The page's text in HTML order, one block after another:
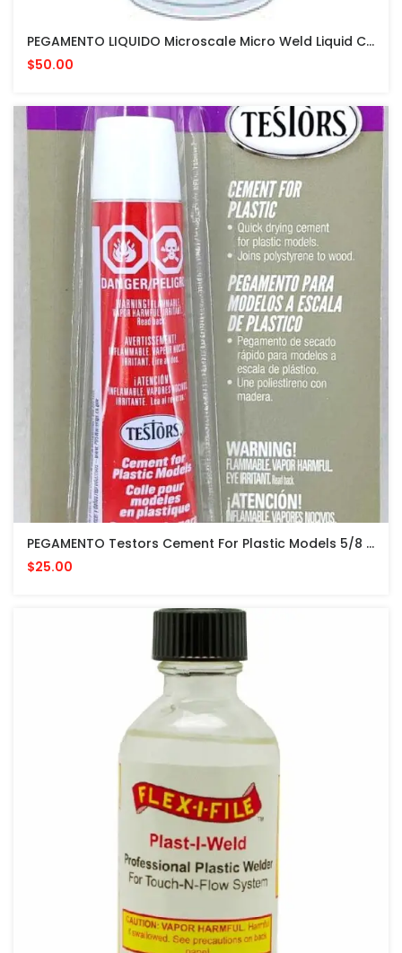
PEGAMENTO LIQUIDO Microscale Micro Weld Liquid Cement #06 PARA MODELISMO
$50.00
PEGAMENTO Testors Cement For Plastic Models 5/8 Fl Oz PARA MODELOS PLASTICOS
$25.00